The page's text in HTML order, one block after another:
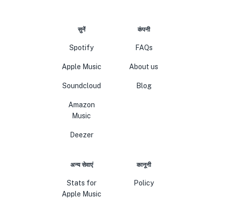
सुनें
Spotify
Apple Music
Soundcloud
Amazon
Music
Deezer
कंपनी
FAQs
About us
Blog
अन्य सेवाएं
Stats for
Apple Music
कानूनी
Policy